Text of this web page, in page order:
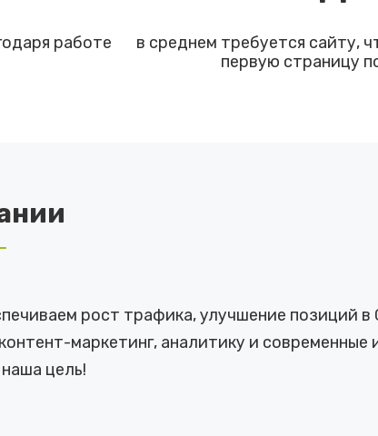
работе
в среднем требуется сайту,
первую страницу
рост трафика, улучшение позиций в
маркетинг, аналитику и современные
цель!